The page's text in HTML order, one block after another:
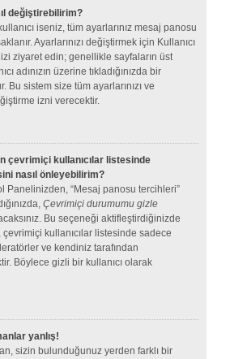
değiştirebilirim?
iseniz, tüm ayarlarınız mesaj panosu
Ayarlarınızı değiştirmek için Kullanıcı
ziyaret edin; genellikle sayfaların üst
adınızın üzerine tıkladığınızda bir
Bu sistem size tüm ayarlarınızı ve
izni verecektir.
çevrimiçi kullanıcılar listesinde
nasıl önleyebilirim?
Panelinizden, “Mesaj panosu tercihleri”
Çevrimiçi durumumu gizle
Bu seçeneği aktifleştirdiğinizde
çevrimiçi kullanıcılar listesinde sadece
ve kendiniz tarafından
Böylece gizli bir kullanıcı olarak
yanlış!
sizin bulunduğunuz yerden farklı bir